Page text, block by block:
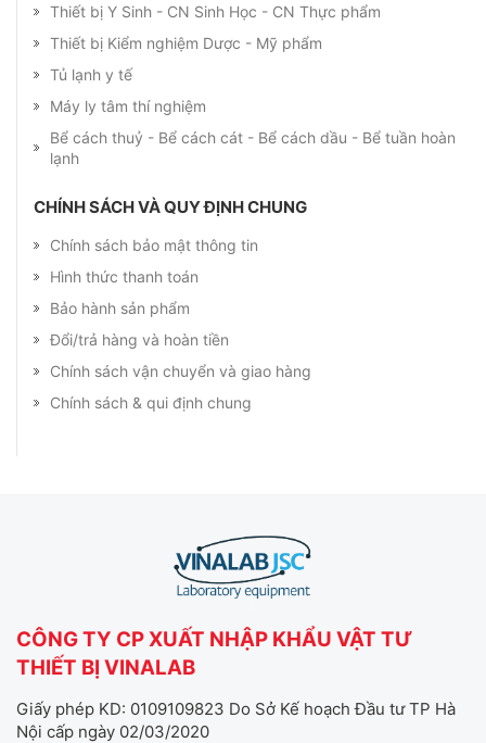
Thiết bị Y Sinh - CN Sinh Học - CN Thực phẩm
Thiết bị Kiểm nghiệm Dược - Mỹ phẩm
Tủ lạnh y tế
Máy ly tâm thí nghiệm
Bể cách thuỷ - Bể cách cát - Bể cách dầu - Bể tuần hoàn
lạnh
CHÍNH SÁCH VÀ QUY ĐỊNH CHUNG
Chính sách bảo mật thông tin
Hình thức thanh toán
Bảo hành sản phẩm
Đổi/trả hàng và hoàn tiền
Chính sách vận chuyển và giao hàng
Chính sách & qui định chung
CÔNG TY CP XUẤT NHẬP KHẨU VẬT TƯ
THIẾT BỊ VINALAB
Giấy phép KD: 0109109823 Do Sở Kế hoạch Đầu tư TP Hà
Nội cấp ngày 02/03/2020